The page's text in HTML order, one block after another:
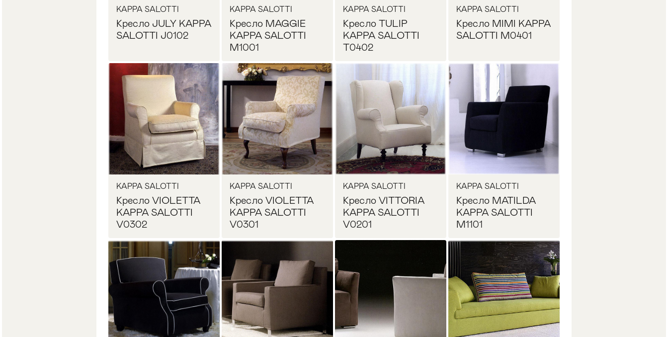
Запросить цену
KAPPA SALOTTI
Кресло JULY KAPPA
SALOTTI J0102
Запросить цену
KAPPA SALOTTI
Кресло MAGGIE
KAPPA SALOTTI
M1001
Запросить цену
KAPPA SALOTTI
Кресло TULIP
KAPPA SALOTTI
T0402
Запросить цену
KAPPA SALOTTI
Кресло MIMI KAPPA
SALOTTI M0401
Запросить цену
KAPPA SALOTTI
Кресло VIOLETTA
KAPPA SALOTTI
V0302
Запросить цену
KAPPA SALOTTI
Кресло VIOLETTA
KAPPA SALOTTI
V0301
Запросить цену
KAPPA SALOTTI
Кресло VITTORIA
KAPPA SALOTTI
V0201
Запросить цену
KAPPA SALOTTI
Кресло MATILDA
KAPPA SALOTTI
M1101